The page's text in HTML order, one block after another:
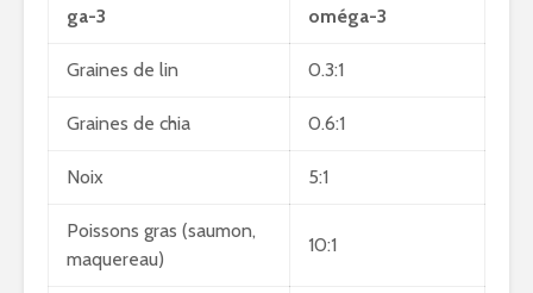
ga-3
oméga-3
Graines de lin 0.3:1
Graines de chia 0.6:1
Noix 5:1
Poissons gras (saumon,
maquereau)
10:1